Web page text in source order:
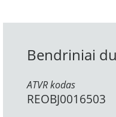
Bendriniai
ATVR kodas
REOBJ0016503